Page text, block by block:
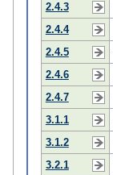
2.4.3
2.4.4
2.4.5
2.4.6
2.4.7
3.1.1
3.1.2
3.2.1